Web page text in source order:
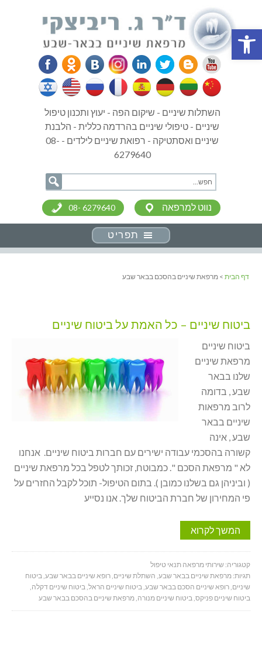
פתח סרגל נגישות
השתלות שיניים - שיקום הפה - יעוץ ותכנון טיפול
שיניים - טיפולי שיניים בהרדמה כללית - הלבנת
שיניים ואסתטיקה - רפואת שיניים לילדים - 08-
6279640
08- 6279640 נווט למרפאה
תפריט
דף הבית > מרפאת שיניים בהסכם בבאר שבע
ביטוח שיניים – כל האמת על ביטוח שיניים
ביטוח שיניים
מרפאת שיניים
שלנו בבאר
שבע , בדומה
לרוב מרפאות
שיניים בבאר
שבע , אינה
קשורה בהסכמי עבודה ישירים עם חברות ביטוח שיניים. אנחנו
לא " מרפאת הסכם ". כמבוטח, זכותך לטפל בכל מרפאת שיניים
( וביניהן גם בשלנו כמובן ). בתום הטיפול- תוכל לקבל החזרים על
פי המחירון של חברת הביטוח שלך. אנו נסייע
המשך לקרוא
קטגוריה: שירותי מרפאה תנאי טיפול
תגיות: מרפאת שיניים בבאר שבע, השתלת שיניים,רופא שיניים בבאר שבע,ביטוח
שיניים,רופא שיניים הסכם בבאר שבע,ביטוח שיניים הראל,ביטוח שיניים דקלה,
ביטוח שיניים פניקס,ביטוח שיניים מנורה,מרפאת שיניים בהסכם בבאר שבע